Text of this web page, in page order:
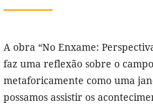
A obra “No Enxame:
faz uma reflexão sobre o
metaforicamente como uma
possamos assistir os